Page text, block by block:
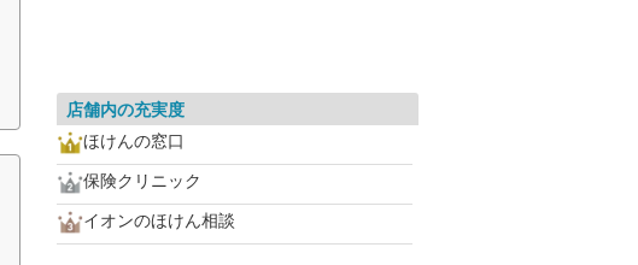
店舗内の充実度
ほけんの窓口
保険クリニック
イオンのほけん相談